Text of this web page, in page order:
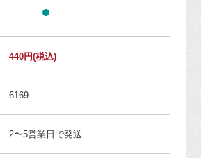
440円(税込)
6169
2〜5営業日で発送